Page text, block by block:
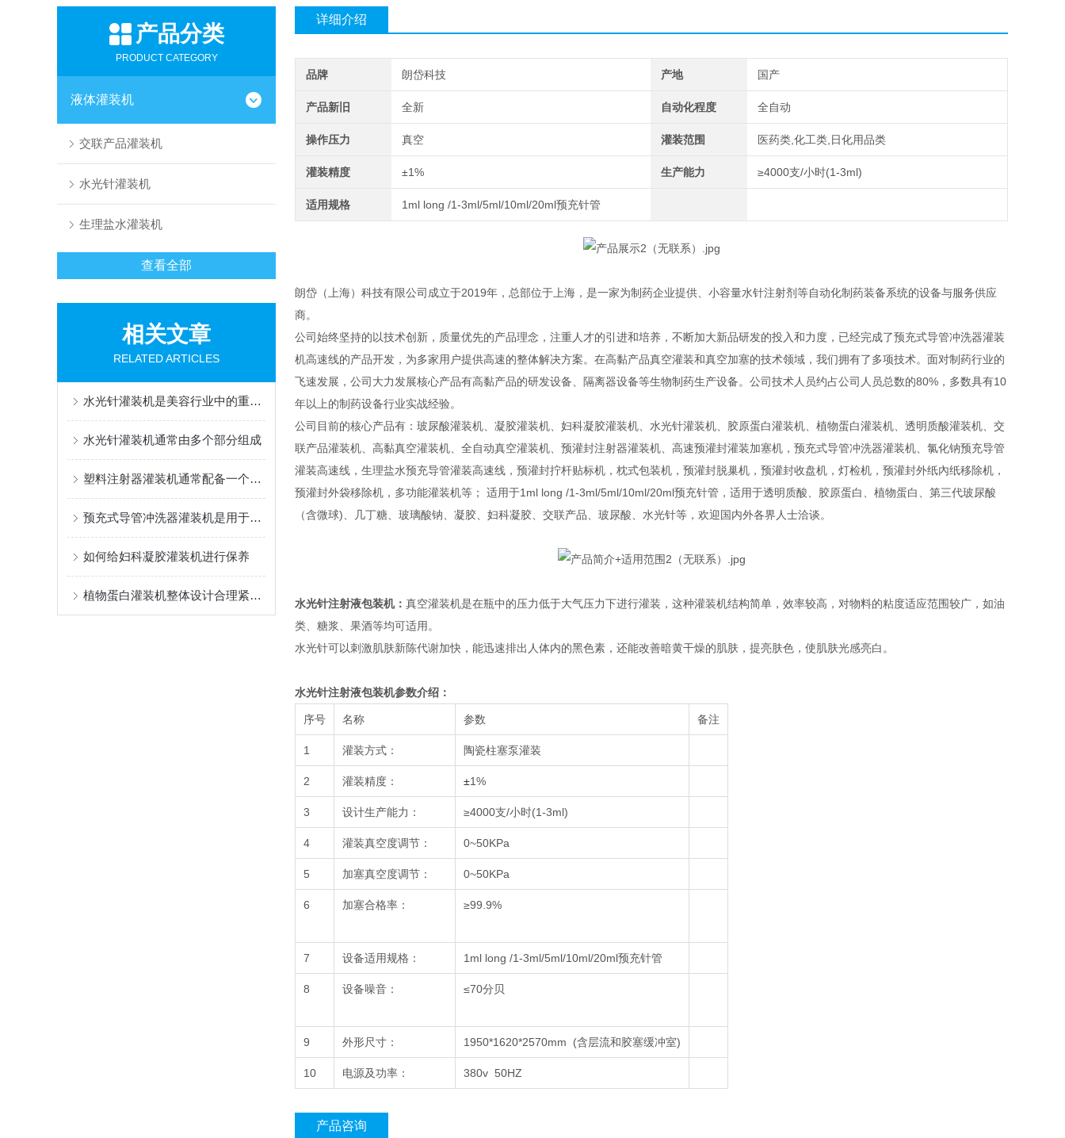
产品分类
PRODUCT CATEGORY
液体灌装机
交联产品灌装机
水光针灌装机
生理盐水灌装机
查看全部
相关文章
RELATED ARTICLES
水光针灌装机是美容行业中的重要设备
水光针灌装机通常由多个部分组成
塑料注射器灌装机通常配备一个自动化控制系统
预充式导管冲洗器灌装机是用于灌装生物医药制品的设备
如何给妇科凝胶灌装机进行保养
植物蛋白灌装机整体设计合理紧凑，占地面积小
详细介绍
品牌 朗岱科技 产地 国产
产品新旧 全新 自动化程度 全自动
操作压力 真空 灌装范围 医药类,化工类,日化用品类
灌装精度 ±1% 生产能力 ≥4000支/小时(1-3ml)
适用规格 1ml long /1-3ml/5ml/10ml/20ml预充针管
朗岱（上海）科技有限公司成立于2019年，总部位于上海，是一家为制药企业提供、小容量水针注射剂等自动化制药装备系统的设备与服务供应
商。
公司始终坚持的以技术创新，质量优先的产品理念，注重人才的引进和培养，不断加大新品研发的投入和力度，已经完成了预充式导管冲洗器灌装
机高速线的产品开发，为多家用户提供高速的整体解决方案。在高黏产品真空灌装和真空加塞的技术领域，我们拥有了多项技术。面对制药行业的
飞速发展，公司大力发展核心产品有高黏产品的研发设备、隔离器设备等生物制药生产设备。公司技术人员约占公司人员总数的80%，多数具有10
年以上的制药设备行业实战经验。
公司目前的核心产品有：玻尿酸灌装机、凝胶灌装机、妇科凝胶灌装机、水光针灌装机、胶原蛋白灌装机、植物蛋白灌装机、透明质酸灌装机、交
联产品灌装机、高黏真空灌装机、全自动真空灌装机、预灌封注射器灌装机、高速预灌封灌装加塞机，预充式导管冲洗器灌装机、氯化钠预充导管
灌装高速线，生理盐水预充导管灌装高速线，预灌封拧杆贴标机，枕式包装机，预灌封脱巢机，预灌封收盘机，灯检机，预灌封外纸內纸移除机，
预灌封外袋移除机，多功能灌装机等； 适用于1ml long /1-3ml/5ml/10ml/20ml预充针管，适用于透明质酸、胶原蛋白、植物蛋白、第三代玻尿酸
（含微球)、几丁糖、玻璃酸钠、凝胶、妇科凝胶、交联产品、玻尿酸、水光针等，欢迎国内外各界人士洽谈。
水光针注射液包装机： 真空灌装机是在瓶中的压力低于大气压力下进行灌装，这种灌装机结构简单，效率较高，对物料的粘度适应范围较广，如油
类、糖浆、果酒等均可适用。
水光针可以刺激肌肤新陈代谢加快，能迅速排出人体内的黑色素，还能改善暗黄干燥的肌肤，提亮肤色，使肌肤光感亮白。
水光针注射液包装机参数介绍：
序号 名称 参数 备注
1 灌装方式： 陶瓷柱塞泵灌装
2 灌装精度： ±1%
3 设计生产能力： ≥4000支/小时(1-3ml)
4 灌装真空度调节： 0~50KPa
5 加塞真空度调节： 0~50KPa
6 加塞合格率： ≥99.9%
7 设备适用规格： 1ml long /1-3ml/5ml/10ml/20ml预充针管
8 设备噪音： ≤70分贝
9 外形尺寸： 1950*1620*2570mm (含层流和胶塞缓冲室)
10 电源及功率： 380v 50HZ
产品咨询